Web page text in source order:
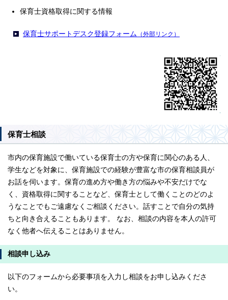
保育士資格取得に関する情報
保育士サポートデスク登録フォーム （外部リンク）
保育士相談
市内の保育施設で働いている保育士の方や保育に関心のある人、
学生などを対象に、保育施設での経験が豊富な市の保育相談員が
お話を伺います。保育の進め方や働き方の悩みや不安だけでな
く、資格取得に関することなど、保育士として働くことのどのよ
うなことでもご遠慮なくご相談ください。話すことで自分の気持
ちと向き合えることもあります。 なお、相談の内容を本人の許可
なく他者へ伝えることはありません。
相談申し込み
以下のフォームから必要事項を入力し相談をお申し込みくださ
い。